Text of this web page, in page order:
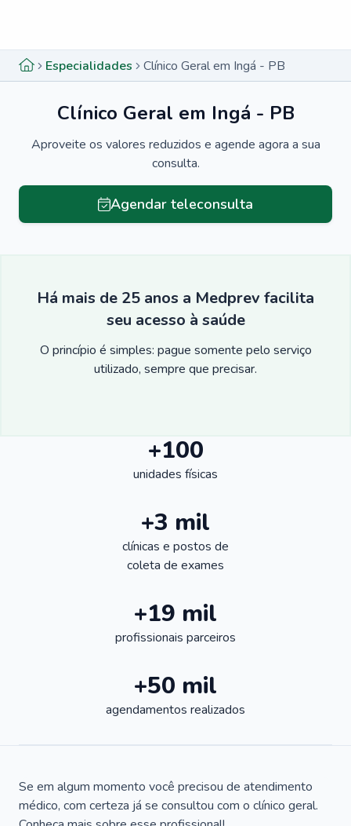
Especialidades Clínico Geral em Ingá - PB
Clínico Geral em Ingá - PB
Aproveite os valores reduzidos e agende agora a sua
consulta.
Agendar teleconsulta
Há mais de 25 anos a Medprev facilita
seu acesso à saúde
O princípio é simples: pague somente pelo serviço
utilizado, sempre que precisar.
+100
unidades físicas
+3 mil
clínicas e postos de
coleta de exames
+19 mil
profissionais parceiros
+50 mil
agendamentos realizados
Se em algum momento você precisou de atendimento
médico, com certeza já se consultou com o clínico geral.